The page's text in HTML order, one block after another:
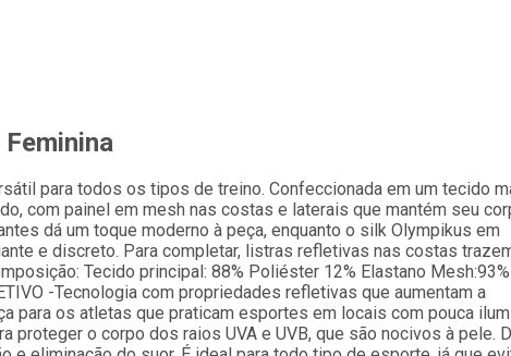
para todos os tipos de treino. Confeccionada em um tecido
com painel em mesh nas costas e laterais que mantém seu
dá um toque moderno à peça, enquanto o silk Olympikus em
e discreto. Para completar, listras refletivas nas costas
Tecido principal: 88% Poliéster 12% Elastano Mesh:93%
-Tecnologia com propriedades refletivas que aumentam a
para os atletas que praticam esportes em locais com pouca
proteger o corpo dos raios UVA e UVB, que são nocivos à pele.